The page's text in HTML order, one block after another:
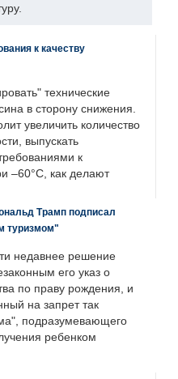
к качеству
технические
в сторону снижения.
увеличить количество
выпускать
к
–60°C, как делают
Трамп подписал
туризмом"
недавнее решение
его указ о
по праву рождения, и
на запрет так
подразумевающего
ребенком